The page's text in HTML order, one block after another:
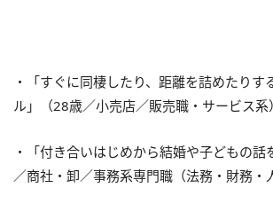
・「すぐに同棲したり、距離を詰めたりす
ル」（28歳／小売店／販売職・サービス系）
・「付き合いはじめから結婚や子どもの
／商社・卸／事務系専門職（法務・財務・